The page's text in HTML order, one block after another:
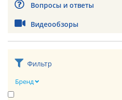
Вопросы и ответы
Видеообзоры
Фильтр
Бренд